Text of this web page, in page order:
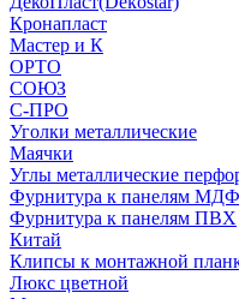
Кронапласт
Мастер и К
ОРТО
СОЮЗ
С-ПРО
Уголки металлические
Маячки
Углы металлические
Фурнитура к панелям МДФ
Фурнитура к панелям ПВХ
Китай
Клипсы к монтажной
Люкс цветной